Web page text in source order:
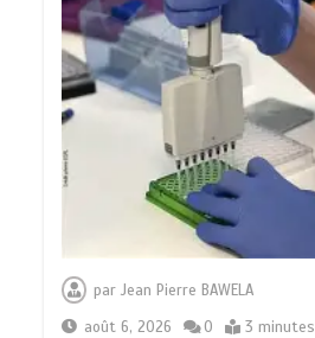
parJean Pierre BAWELA
août 6, 2026
0 3 minutes